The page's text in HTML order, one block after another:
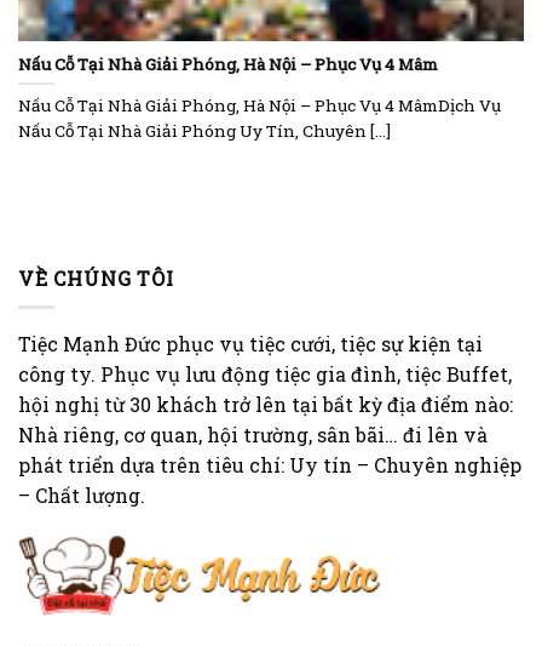
Nấu Cỗ Tại Nhà Giải Phóng, Hà Nội – Phục Vụ 4 Mâm
Nấu Cỗ Tại Nhà Giải Phóng, Hà Nội – Phục Vụ 4 MâmDịch Vụ
Nấu Cỗ Tại Nhà Giải Phóng Uy Tín, Chuyên [...]
VỀ CHÚNG TÔI
Tiệc Mạnh Đức phục vụ tiệc cưới, tiệc sự kiện tại
công ty. Phục vụ lưu động tiệc gia đình, tiệc Buffet,
hội nghị từ 30 khách trở lên tại bất kỳ địa điểm nào:
Nhà riêng, cơ quan, hội trường, sân bãi… đi lên và
phát triển dựa trên tiêu chí: Uy tín – Chuyên nghiệp
– Chất lượng.